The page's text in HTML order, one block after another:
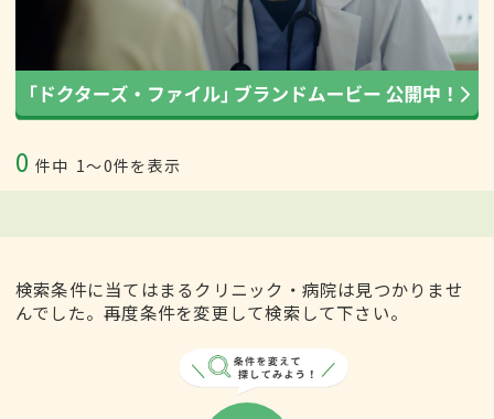
0 件中 1〜0件を表示
検索条件に当てはまるクリニック・病院は見つかりませ
んでした。再度条件を変更して検索して下さい。